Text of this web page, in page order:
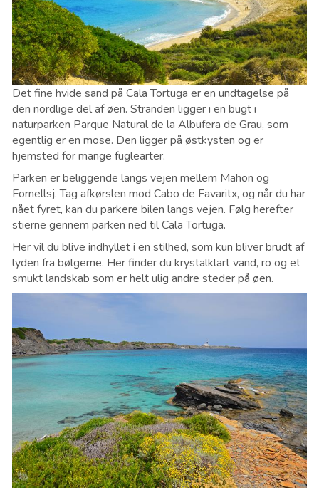
Det fine hvide sand på Cala Tortuga er en undtagelse på
den nordlige del af øen. Stranden ligger i en bugt i
naturparken Parque Natural de la Albufera de Grau, som
egentlig er en mose. Den ligger på østkysten og er
hjemsted for mange fuglearter.
Parken er beliggende langs vejen mellem Mahon og
Fornellsj. Tag afkørslen mod Cabo de Favaritx, og når du har
nået fyret, kan du parkere bilen langs vejen. Følg herefter
stierne gennem parken ned til Cala Tortuga.
Her vil du blive indhyllet i en stilhed, som kun bliver brudt af
lyden fra bølgerne. Her finder du krystalklart vand, ro og et
smukt landskab som er helt ulig andre steder på øen.